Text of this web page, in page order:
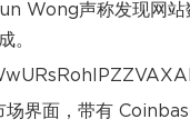
Wong声称发现网
。
场界面，带有